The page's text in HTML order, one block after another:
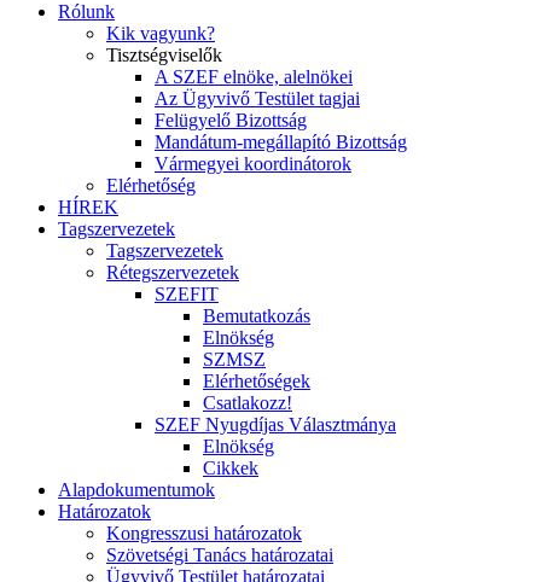
Rólunk
Kik vagyunk?
Tisztségviselők
A SZEF elnöke, alelnökei
Az Ügyvivő Testület tagjai
Felügyelő Bizottság
Mandátum-megállapító Bizottság
Vármegyei koordinátorok
Elérhetőség
HÍREK
Tagszervezetek
Tagszervezetek
Rétegszervezetek
SZEFIT
Bemutatkozás
Elnökség
SZMSZ
Elérhetőségek
Csatlakozz!
SZEF Nyugdíjas Választmánya
Elnökség
Cikkek
Alapdokumentumok
Határozatok
Kongresszusi határozatok
Szövetségi Tanács határozatai
Ügyvivő Testület határozatai